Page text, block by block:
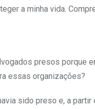
a minha vida.
presos porque
essas organizações?
sido preso e, a